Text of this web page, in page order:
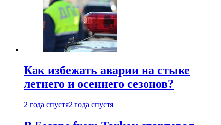
Как избежать аварии на стыке
летнего и осеннего сезонов?
2 года спустя2 года спустя